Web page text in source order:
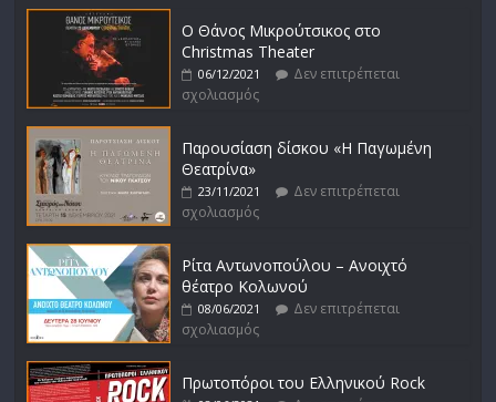
Ο Θάνος Μικρούτσικος στο
Christmas Theater
06/12/2021
Δεν επιτρέπεται
σχολιασμός
Παρουσίαση δίσκου «Η Παγωμένη
Θεατρίνα»
23/11/2021
Δεν επιτρέπεται
σχολιασμός
Ρίτα Αντωνοπούλου – Ανοιχτό
θέατρο Κολωνού
08/06/2021
Δεν επιτρέπεται
σχολιασμός
Πρωτοπόροι του Ελληνικού Rock